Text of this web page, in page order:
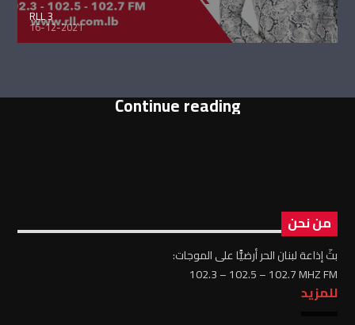
RLL 3
16-12-2021
Continue reading
من نحن
بثّ إذاعة لبنان الحر أرضيًّا على الموجات:
102.3 – 102.5 – 102.7 MHZ FM
للمزيد